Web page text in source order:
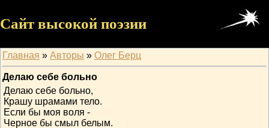
Сайт высокой поэзии
Главная » Авторы » Олег Берц
Делаю себе больно
Делаю себе больно,
Крашу шрамами тело.
Если бы моя воля -
Черное бы смыл белым.